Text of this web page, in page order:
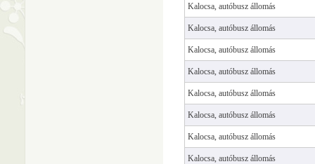
Kalocsa, autóbusz állomás
Kalocsa, autóbusz állomás
Kalocsa, autóbusz állomás
Kalocsa, autóbusz állomás
Kalocsa, autóbusz állomás
Kalocsa, autóbusz állomás
Kalocsa, autóbusz állomás
Kalocsa, autóbusz állomás